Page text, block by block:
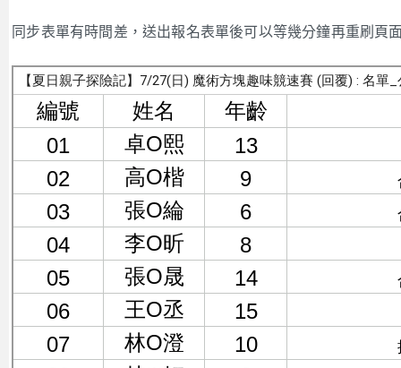
同步表單有時間差，送出報名表單後可以等幾分鐘再重刷頁